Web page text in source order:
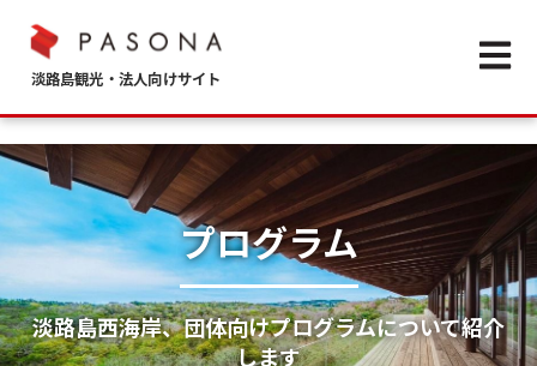
Open
プログラム
淡路島西海岸、団体向けプログラムについて紹介
します